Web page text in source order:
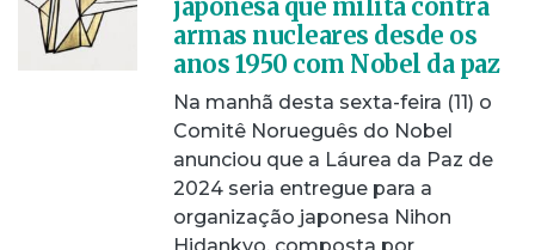
japonesa que milita contra
armas nucleares desde os
anos 1950 com Nobel da paz
Na manhã desta sexta-feira (11) o
Comitê Norueguês do Nobel
anunciou que a Láurea da Paz de
2024 seria entregue para a
organização japonesa Nihon